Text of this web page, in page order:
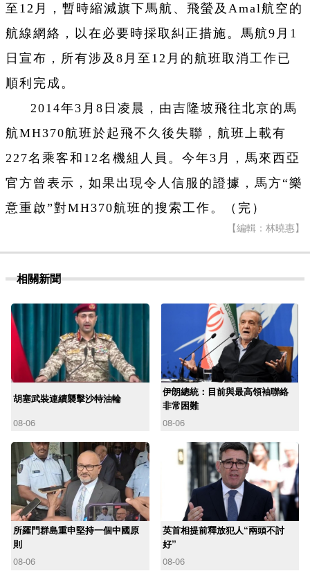
至12月，暫時縮減旗下馬航、飛螢及Amal航空的
航線網絡，以在必要時採取糾正措施。馬航9月1
日宣布，所有涉及8月至12月的航班取消工作已
順利完成。
2014年3月8日凌晨，由吉隆坡飛往北京的馬
航MH370航班於起飛不久後失聯，航班上載有
227名乘客和12名機組人員。今年3月，馬來西亞
官方曾表示，如果出現令人信服的證據，馬方“樂
意重啟”對MH370航班的搜索工作。（完）
【編輯：林曉惠】
相關新聞
胡塞武裝連續襲擊沙特油輪
08-06
伊朗總統：目前與最高領袖聯絡
非常困難
08-06
所羅門群島重申堅持一個中國原
則
08-06
英首相提前釋放犯人“兩頭不討
好”
08-06